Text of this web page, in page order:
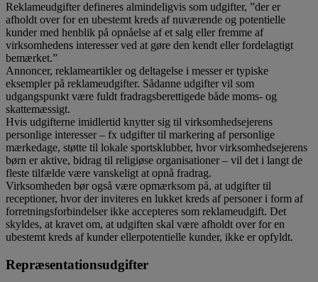
Reklameudgifter defineres almindeligvis som udgifter, ”der er
afholdt over for en ubestemt kreds af nuværende og potentielle
kunder med henblik på opnåelse af et salg eller fremme af
virksomhedens interesser ved at gøre den kendt eller fordelagtigt
bemærket.”
Annoncer, reklameartikler og deltagelse i messer er typiske
eksempler på reklameudgifter. Sådanne udgifter vil som
udgangspunkt være fuldt fradragsberettigede både moms- og
skattemæssigt.
Hvis udgifterne imidlertid knytter sig til virksomhedsejerens
personlige interesser – fx udgifter til markering af personlige
mærkedage, støtte til lokale sportsklubber, hvor virksomhedsejerens
børn er aktive, bidrag til religiøse organisationer – vil det i langt de
fleste tilfælde være vanskeligt at opnå fradrag.
Virksomheden bør også være opmærksom på, at udgifter til
receptioner, hvor der inviteres en lukket kreds af personer i form af
forretningsforbindelser ikke accepteres som reklameudgift. Det
skyldes, at kravet om, at udgiften skal være afholdt over for en
ubestemt kreds af kunder ellerpotentielle kunder, ikke er opfyldt.
Repræsentationsudgifter